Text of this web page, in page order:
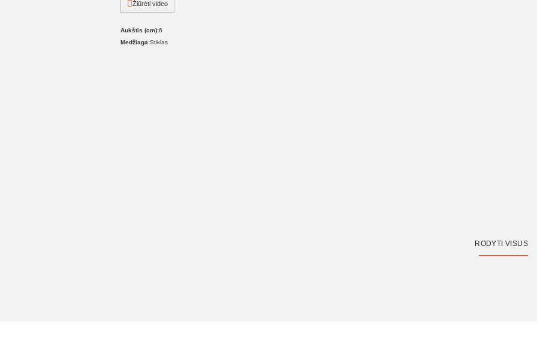
Žiūrėti video
Aukštis (cm):6
Medžiaga:Stiklas
RODYTI VISUS